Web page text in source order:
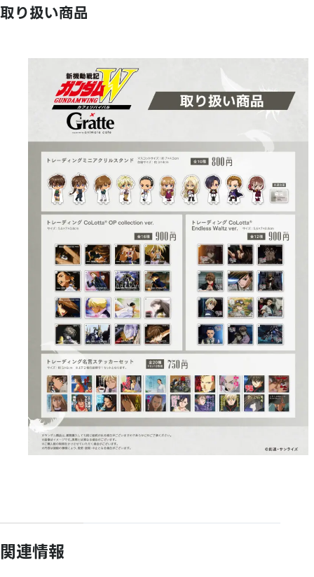
取り扱い商品
関連情報